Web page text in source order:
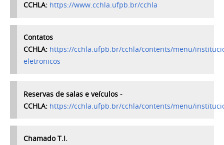
CCHLA: https://www.cchla.ufpb.br/cchla
Contatos
CCHLA: https://cchla.ufpb.br/cchla/contents/menu/
eletronicos
Reservas de salas e veículos -
CCHLA: https://cchla.ufpb.br/cchla/contents/menu/
Chamado T.I.